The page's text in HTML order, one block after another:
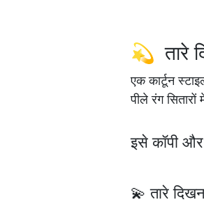
💫 तारे
एक कार्टून
पीले रंग
इसे कॉपी
💫 तारे